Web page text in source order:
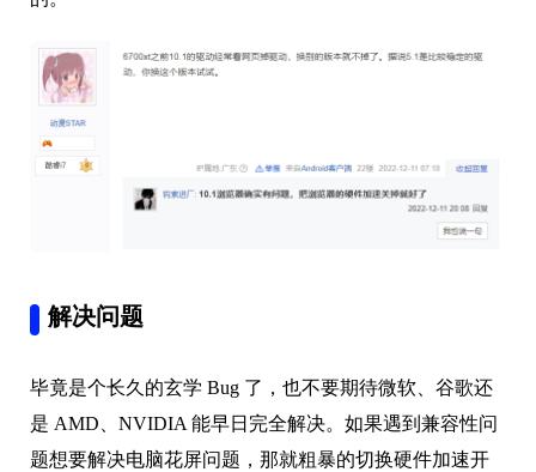
解决问题
毕竟是个长久的玄学 Bug 了，也不要期待微软、谷歌还
是 AMD、NVIDIA 能早日完全解决。如果遇到兼容性问
题想要解决电脑花屏问题，那就粗暴的切换硬件加速开